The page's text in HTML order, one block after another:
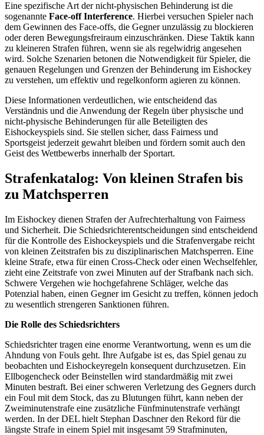
Eine spezifische Art der nicht-physischen Behinderung ist die
sogenannte Face-off Interference. Hierbei versuchen Spieler nach
dem Gewinnen des Face-offs, die Gegner unzulässig zu blockieren
oder deren Bewegungsfreiraum einzuschränken. Diese Taktik kann
zu kleineren Strafen führen, wenn sie als regelwidrig angesehen
wird. Solche Szenarien betonen die Notwendigkeit für Spieler, die
genauen Regelungen und Grenzen der Behinderung im Eishockey
zu verstehen, um effektiv und regelkonform agieren zu können.
Diese Informationen verdeutlichen, wie entscheidend das
Verständnis und die Anwendung der Regeln über physische und
nicht-physische Behinderungen für alle Beteiligten des
Eishockeyspiels sind. Sie stellen sicher, dass Fairness und
Sportsgeist jederzeit gewahrt bleiben und fördern somit auch den
Geist des Wettbewerbs innerhalb der Sportart.
Strafenkatalog: Von kleinen Strafen bis
zu Matchsperren
Im Eishockey dienen Strafen der Aufrechterhaltung von Fairness
und Sicherheit. Die Schiedsrichterentscheidungen sind entscheidend
für die Kontrolle des Eishockeyspiels und die Strafenvergabe reicht
von kleinen Zeitstrafen bis zu disziplinarischen Matchsperren. Eine
kleine Strafe, etwa für einen Cross-Check oder einen Wechselfehler,
zieht eine Zeitstrafe von zwei Minuten auf der Strafbank nach sich.
Schwere Vergehen wie hochgefahrene Schläger, welche das
Potenzial haben, einen Gegner im Gesicht zu treffen, können jedoch
zu wesentlich strengeren Sanktionen führen.
Die Rolle des Schiedsrichters
Schiedsrichter tragen eine enorme Verantwortung, wenn es um die
Ahndung von Fouls geht. Ihre Aufgabe ist es, das Spiel genau zu
beobachten und Eishockeyregeln konsequent durchzusetzen. Ein
Ellbogencheck oder Beinstellen wird standardmäßig mit zwei
Minuten bestraft. Bei einer schweren Verletzung des Gegners durch
ein Foul mit dem Stock, das zu Blutungen führt, kann neben der
Zweiminutenstrafe eine zusätzliche Fünfminutenstrafe verhängt
werden. In der DEL hielt Stephan Daschner den Rekord für die
längste Strafe in einem Spiel mit insgesamt 59 Strafminuten,